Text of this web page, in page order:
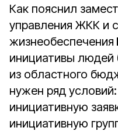
Как пояснил
управления ЖКК и
жизнеобеспечения
инициативы людей
из областного
нужен ряд
инициативную
инициативную